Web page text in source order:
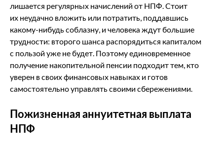
лишается регулярных начислений от НПФ. Стоит
их неудачно вложить или потратить, поддавшись
какому-нибудь соблазну, и человека ждут большие
трудности: второго шанса распорядиться капиталом
с пользой уже не будет. Поэтому единовременное
получение накопительной пенсии подходит тем, кто
уверен в своих финансовых навыках и готов
самостоятельно управлять своими сбережениями.
Пожизненная аннуитетная выплата
НПФ